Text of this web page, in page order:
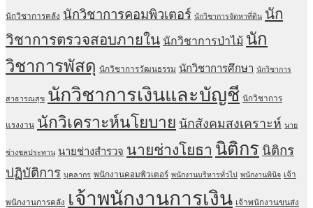
นักวิชาการคลัง นักวิชาการคอมพิวเตอร์ นักวิชาการจัดหาที่ดิน นัก
วิชาการตรวจสอบภายใน นักวิชาการป่าไม้ นัก
วิชาการพัสดุ นักวิชาการวัฒนธรรม นักวิชาการศึกษา นักวิชาการ
สาธารณสุข นักวิชาการเงินและบัญชี นักวิชาการ
แรงงาน นักวิเคราะห์นโยบาย นักสังคมสงเคราะห์ นาย
ช่างชลประทาน นายช่างสำรวจ นายช่างโยธา นิติกร นิติกร
ปฏิบัติการ บุคลากร พนักงานคอมพิวเตอร์ พนักงานบริหารทั่วไป พนักงานพินิจ เจ้า
พนักงานการคลัง เจ้าพนักงานการเงิน เจ้าพนักงานขนส่ง